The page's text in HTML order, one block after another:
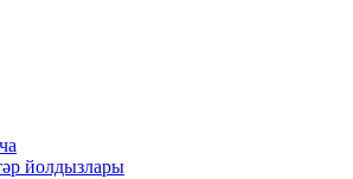
йолдызлары